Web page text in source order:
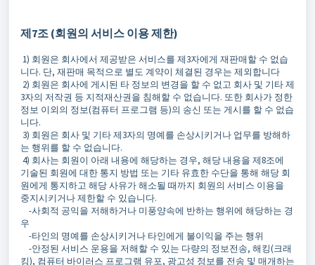
제7조 (회원의 서비스 이용 제한)
1) 회원은 회사에서 제공받은 서비스를 제3자에게 재판매할 수 없습
니다. 단, 재판매 목적으로 별도 계약이 체결된 경우는 제외합니다
2) 회원은 회사에 게시된 타 정보의 변경을 할 수 없고 회사 및 기타 제
3자의 저작권 등 지적재산권을 침해할 수 없습니다. 또한 회사가 정한
정보 이외의 정보(컴퓨터 프로그램 등)의 송신 또는 게시를 할 수 없습
니다.
3) 회원은 회사 및 기타 제3자의 명예를 손상시키거나 업무를 방해하
는 행위를 할 수 없습니다.
4) 회사는 회원이 아래 내용에 해당하는 경우, 해당 내용을 제8조에
기술된 회원에 대한 통지 방법 또는 기타 유효한 수단을 통해 해당 회
원에게 통지하고 해당 사유가 해소될 때까지 회원의 서비스 이용을
중지시키거나 제한할 수 있습니다.
-사회적 공익을 저해하거나 미풍양속에 반하는 행위에 해당하는 경
우
-타인의 명예를 손상시키거나 타인에게 불이익을 주는 행위
-안정된 서비스 운용을 저해할 수 있는 다량의 정보전송, 해킹(크래
킹), 컴퓨터 바이러스 프로그램 유포, 광고성 정보를 전송 및 매개하는